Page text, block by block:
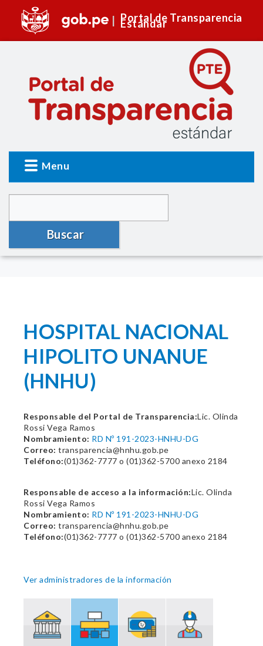
Portal de Transparencia
Estándar
Menu
Buscar
HOSPITAL NACIONAL
HIPOLITO UNANUE
(HNHU)
Responsable del Portal de Transparencia:Lic. Olinda
Rossi Vega Ramos
Nombramiento: RD Nº 191-2023-HNHU-DG
Correo: transparencia@hnhu.gob.pe
Teléfono:(01)362-7777 o (01)362-5700 anexo 2184
Responsable de acceso a la información:Lic. Olinda
Rossi Vega Ramos
Nombramiento: RD Nº 191-2023-HNHU-DG
Correo: transparencia@hnhu.gob.pe
Teléfono:(01)362-7777 o (01)362-5700 anexo 2184
Ver administradores de la información